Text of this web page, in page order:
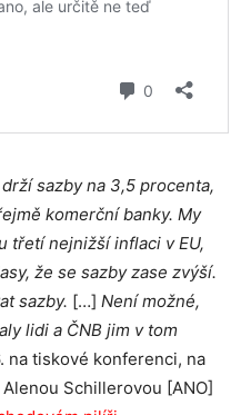
sazby na 3,5 procenta,
komerční banky. My
třetí nejnižší inflaci v EU,
že se sazby zase zvýší.
sazby. […] Není možné,
lidi a ČNB jim v tom
tiskové konferenci, na
Schillerovou [ANO]